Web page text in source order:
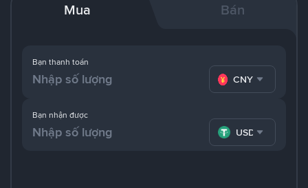
Mua Bán
Bạn thanh toán
CNY
Bạn nhận được
USDT